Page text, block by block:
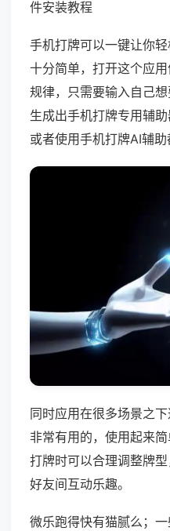
件安装教程
手机打牌可以一键让你
十分简单，打开这个应
规律，只需要输入自己
生成出手机打牌专用辅
或者使用手机打牌AI辅助
同时应用在很多场景之
非常有用的，使用起来
打牌时可以合理调整牌
好友间互动乐趣。
微乐跑得快有猫腻么；